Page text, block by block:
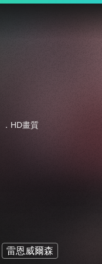
．HD畫質
雷恩威爾森